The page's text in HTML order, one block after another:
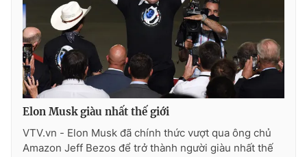
Elon Musk giàu nhất thế giới
VTV.vn - Elon Musk đã chính thức vượt qua ông chủ
Amazon Jeff Bezos để trở thành người giàu nhất thế